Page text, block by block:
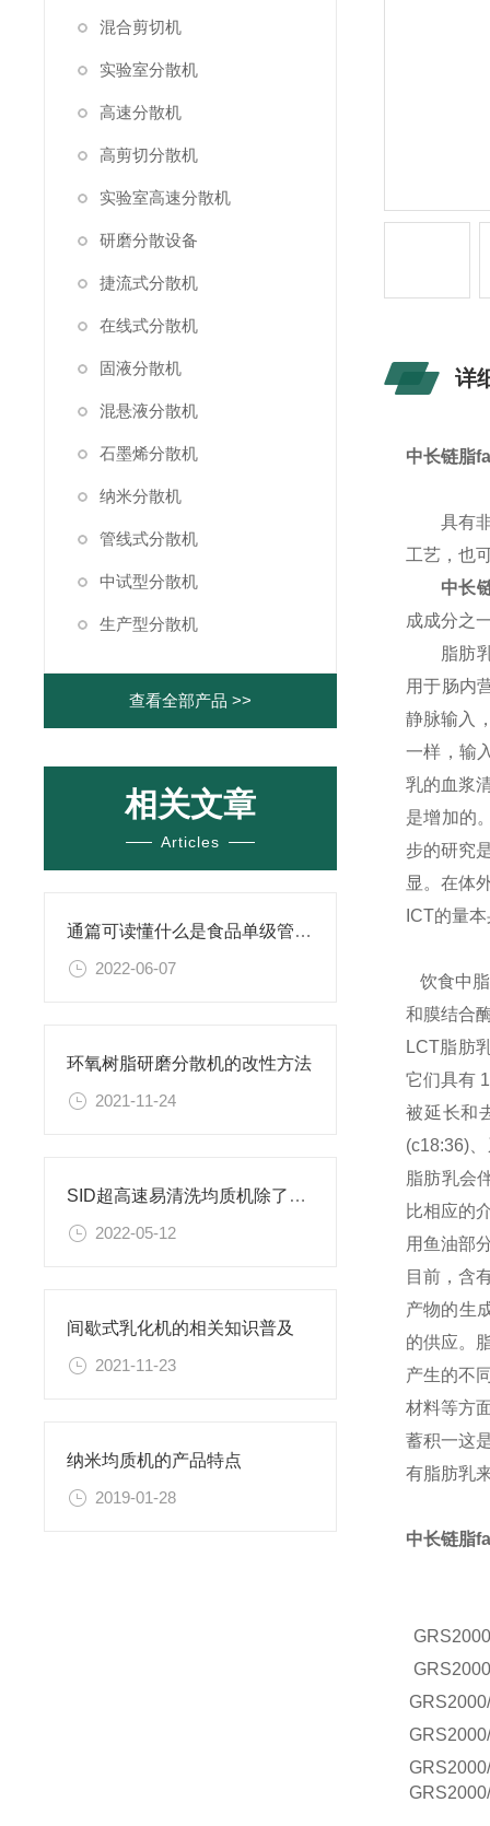
混合剪切机
实验室分散机
高速分散机
高剪切分散机
实验室高速分散机
研磨分散设备
捷流式分散机
在线式分散机
固液分散机
混悬液分散机
石墨烯分散机
纳米分散机
管线式分散机
中试型分散机
生产型分散机
查看全部产品 >>
相关文章
Articles
通篇可读懂什么是食品单级管线式分散机？
2022-06-07
环氧树脂研磨分散机的改性方法
2021-11-24
SID超高速易清洗均质机除了易清洗这个特点还有哪些优势？
2022-05-12
间歇式乳化机的相关知识普及
2021-11-23
纳米均质机的产品特点
2019-01-28
详
中长链脂
具有
工艺，也
中长
成成分之
脂肪
用于肠内
静脉输入
一样，输
乳的血浆
是增加的
步的研究
显。在体
ICT的量
饮食中
和膜结合
LCT脂肪
它们具有
被延长和
(c18:36)
脂肪乳会
比相应的
用鱼油部
目前，含
产物的生
的供应。
产生的不
材料等方
蓄积一这
有脂肪乳
中长链脂
GRS
GRS
GRS
GRS
GRS
GRS